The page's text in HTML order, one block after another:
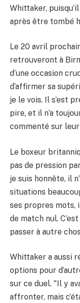
Whittaker,
après être tombé
Le 20 avril
retrouveront à
d’une occasion
d’affirmer sa
je le vois. Il s’est
pire, et il n’a
commenté sur
Le boxeur
pas de pression
je suis honnête, il
situations
ses propres mots,
de match nul.
passer à autre
Whittaker a aussi
options pour
sur ce duel. "Il y
affronter, mais